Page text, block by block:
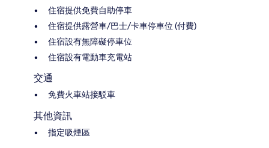
住宿提供免費自助停車
住宿提供露營車/巴士/卡車停車位 (付費)
住宿設有無障礙停車位
住宿設有電動車充電站
交通
免費火車站接駁車
其他資訊
指定吸煙區